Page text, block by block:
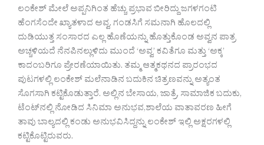
ಲಂಕೇಶ್ ಮೇಲೆ ಅಪ್ಪನಿಗಿಂತ ಹೆಚ್ಚು ಪ್ರಭಾವ ಬೀರಿದ್ದು ಜಗಳಗಂಟಿ
ಹೆಂಗಸೆಂದೇ ಖ್ಯಾತಳಾದ ಅವ್ವ. ಗಂಡಸಿಗೆ ಸಮನಾಗಿ ಹೊಲದಲ್ಲಿ
ದುಡಿಯುತ್ತ ಸಂಸಾರದ ಎಲ್ಲ ಹೊಣೆಯನ್ನು ಹೊತ್ತುಕೊಂಡ ಅವ್ವನ ಪಾತ್ರ
ಅಚ್ಚಳಿಯದೆ ನೆನಪಿನಲ್ಲುಳಿದು ಮುಂದೆ ‘ಅವ್ವ’ ಕವಿತೆಗೂ ಮತ್ತು ‘ಅಕ್ಕ’
ಕಾದಂಬರಿಗೂ ಪ್ರೇರಣೆಯಾಯಿತು. ತಮ್ಮ ಆತ್ಮಕಥನದ ಪ್ರಾರಂಭದ
ಪುಟಗಳಲ್ಲಿ ಲಂಕೇಶ್ ಮಲೆನಾಡಿನ ಬದುಕಿನ ಚಿತ್ರಣವನ್ನು ಅತ್ಯಂತ
ಸೊಗಸಾಗಿ ಕಟ್ಟಿಕೊಡುತ್ತಾರೆ. ಅಲ್ಲಿನ ಬೇಸಾಯ, ಜಾತ್ರೆ, ಸಾಮಾಜಿಕ ಬದುಕು,
ಟೆಂಟ್‍ನಲ್ಲಿ ನೋಡಿದ ಸಿನಿಮಾ ಅನುಭವ,ಶಾಲೆಯ ವಾತಾವರಣ ಹೀಗೆ
ತಾವು ಬಾಲ್ಯದಲ್ಲಿ ಕಂಡು ಅನುಭವಿಸಿದ್ದನ್ನು ಲಂಕೇಶ್ ಇಲ್ಲಿ ಅಕ್ಷರಗಳಲ್ಲಿ
ಕಟ್ಟಿಕೊಟ್ಟಿರುವರು.